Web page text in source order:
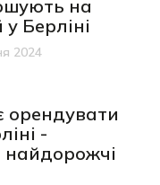
на
у Берліні
2024
орендувати
-